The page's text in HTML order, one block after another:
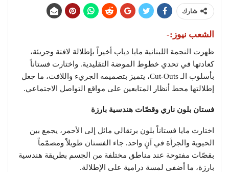
شارك
الشعب نيوز:-
ظهرت النجمة اللبنانية مايا دياب أخيراً بإطلالة لافتة وجريئة،
كعادتها في تحدي خطوط الموضة التقليدية. واختارت فستاناً
بأسلوب الـ Cut-Outs، يتميز بتصميمه الجريء واللافت، ما جعل
إطلالتها محط أنظار المتابعين على مواقع التواصل الاجتماعي.
فستان بلون ناري وقصّات هندسية بارزة
اختارت مايا فستاناً بلون برتقالي مائل إلى الأحمر، يجمع بين
الحيوية والجرأة في آنٍ واحد. جاء الفستان طويلاً ومصمّماً
بقصّات مفتوحة عند مناطق مختلفة من الجسم بطريقة هندسية
بارزة، ما أضفى لمسة درامية على الإطلالة.